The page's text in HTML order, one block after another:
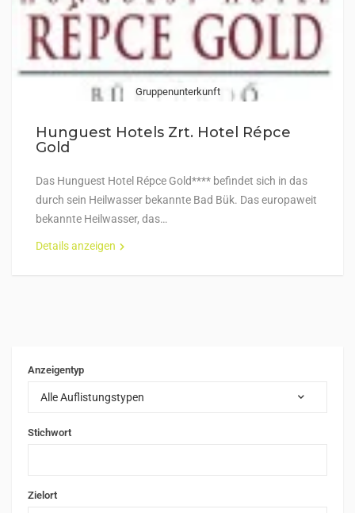
Gruppenunterkunft
Hunguest Hotels Zrt. Hotel Répce
Gold
Das Hunguest Hotel Répce Gold**** befindet sich in das
durch sein Heilwasser bekannte Bad Bük. Das europaweit
bekannte Heilwasser, das…
Details anzeigen
Anzeigentyp
Alle Auflistungstypen
Stichwort
Zielort